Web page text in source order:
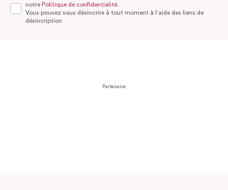
notre Politique de confidentialité.
Vous pouvez vous désincrire à tout moment à l’aide des liens de
désincription
Partenaire